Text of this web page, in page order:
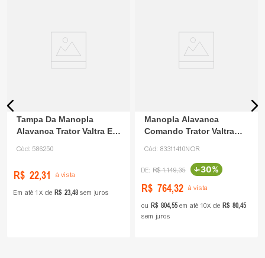
Tampa Da Manopla
Alavanca Trator Valtra E
Cód: 586250
R$ 22,31 à vista
Em até 1 de R$ 2348 sem juros
Manopla Alavanca
Comando Trator Valtra
Cód: 83311410NOR
R$ 1.149,35 -30%
R$ 764,32 à vista
ou R$ 804,55 em até 10 de R$ 8045
sem juros